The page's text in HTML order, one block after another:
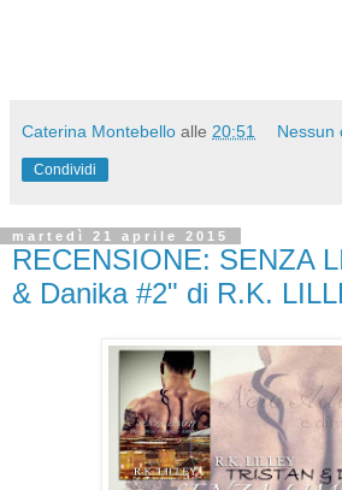
Caterina Montebello alle 20:51 Nessun
Condividi
martedì 21 aprile 2015
RECENSIONE: SENZA
& Danika #2" di R.K.